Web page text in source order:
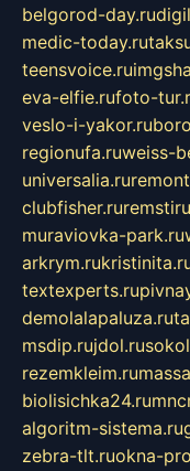
belgorod-day.ru
medic-today.ru
teensvoice.ru
eva-elfie.rufoto-
veslo-i-yakor.ru
regionufa.ruweiss-
universalia.ru
clubfisher.ru
muraviovka-park.ru
arkrym.ru
textexperts.ru
demolalapaluza.ru
msdip.rujdol.ru
rezemkleim.ru
biolisichka24.ru
algoritm-sistema.ru
zebra-tlt.ruokna-